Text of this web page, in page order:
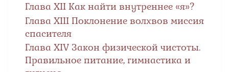
Глава ХII Как найти внутреннее «я»?
Глава XIII Поклонение волхвов миссия
спасителя
Глава XIV Закон физической чистоты.
Правильное питание, гимнастика и